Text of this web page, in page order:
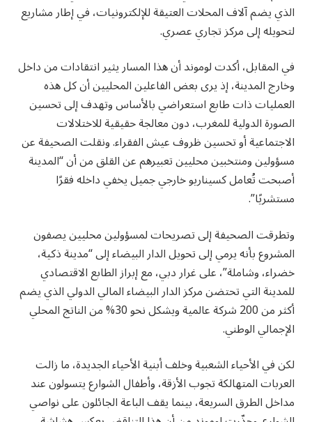
الذي يضم آلاف المحلات العتيقة للإلكترونيات، في إطار مشاريع
لتحويله إلى مركز تجاري عصري.
في المقابل، أكدت لوموند أن هذا المسار يثير انتقادات من داخل
وخارج المدينة، إذ يرى بعض الفاعلين المحليين أن كل هذه
العمليات ذات طابع استعراضي بالأساس وتهدف إلى تحسين
الصورة الدولية للمغرب، دون معالجة حقيقية للاختلالات
الاجتماعية أو تحسين ظروف عيش الفقراء. ونقلت الصحيفة عن
مسؤولين ومنتخبين محليين تعبيرهم عن القلق من أن “المدينة
أصبحت تُعامل كسيناريو خارجي جميل يخفي داخله فقرًا
مستشريًا”.
وتطرقت الصحيفة إلى تصريحات لمسؤولين محليين يصفون
المشروع بأنه يرمي إلى تحويل الدار البيضاء إلى “مدينة ذكية،
خضراء، وشاملة”، على غرار دبي، مع إبراز الطابع الاقتصادي
للمدينة التي تحتضن مركز الدار البيضاء المالي الدولي الذي يضم
أكثر من 200 شركة عالمية ويشكل نحو 30% من الناتج المحلي
الإجمالي الوطني.
لكن في الأحياء الشعبية وخلف أبنية الأحياء الجديدة، ما زالت
العربات المتهالكة تجوب الأزقة، وأطفال الشوارع يتسولون عند
مداخل الطرق السريعة، بينما يقف الباعة الجائلون على نواصي